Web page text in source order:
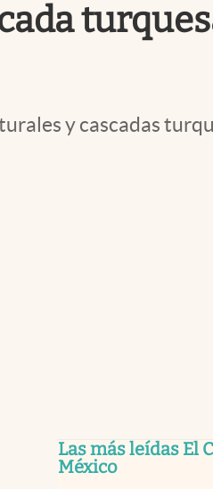
y cascadas
Las más leídas El
México